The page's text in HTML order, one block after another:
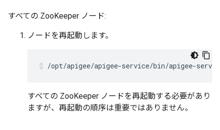
すべての ZooKeeper ノード:
ノードを再起動します。
/opt/apigee/apigee-service/bin/apigee-
すべての ZooKeeper ノードを再起動する必要があり
ますが、再起動の順序は重要ではありません。